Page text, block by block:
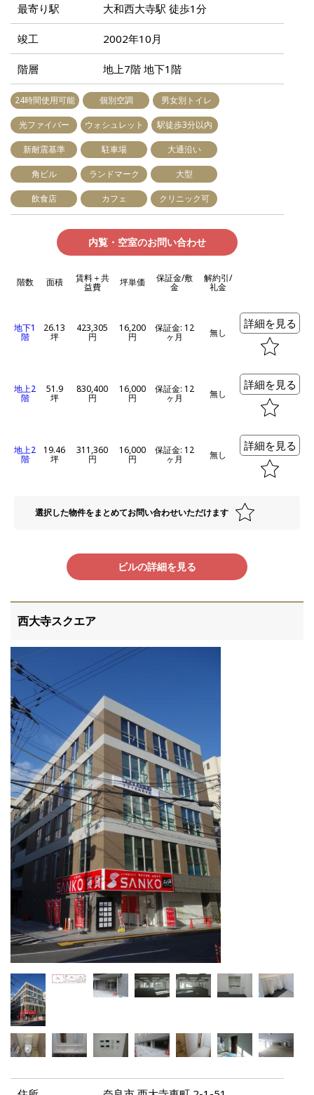
最寄り駅 大和西大寺駅 徒歩1分
竣工 2002年10月
階層 地上7階 地下1階
24時間使用可能 個別空調 男女別トイレ
光ファイバー ウォシュレット 駅徒歩3分以内
新耐震基準 駐車場 大通沿い
角ビル ランドマーク 大型
飲食店 カフェ クリニック可
内覧・空室のお問い合わせ
階数 面積 賃料＋共
益費 坪単価 保証金/敷
金
解約引/
礼金
地下1
階
26.13
坪
423,305
円
16,200
円
保証金: 12
ヶ月 無し
詳細を見る
地上2
階
51.9
坪
830,400
円
16,000
円
保証金: 12
ヶ月 無し
詳細を見る
地上2
階
19.46
坪
311,360
円
16,000
円
保証金: 12
ヶ月 無し
詳細を見る
選択した物件をまとめてお問い合わせいただけます
ビルの詳細を見る
西大寺スクエア